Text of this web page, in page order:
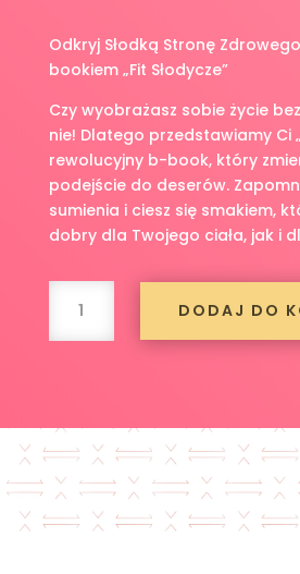
Odkryj Słodką Stronę
bookiem „Fit Słodycze”
Czy wyobrażasz sobie życie
nie! Dlatego przedstawiamy Ci
rewolucyjny b-book, który
podejście do deserów.
sumienia i ciesz się smakiem,
dobry dla Twojego ciała, jak i
book
DODAJ DO